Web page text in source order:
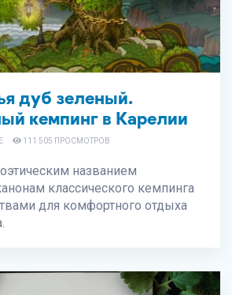
дуб зеленый.
кемпинг в Карелии
111 505 ПРОСМОТРОВ
названием
классического кемпинга
для комфортного отдыха